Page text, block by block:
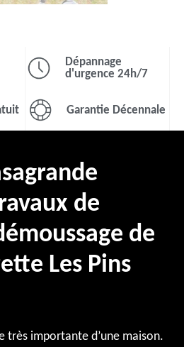
Dépannage
d'urgence 24h/7
Garantie Décennale
de
de
Les Pins
très importante d’une maison.